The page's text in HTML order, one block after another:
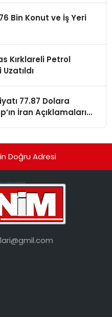
Bin Konut ve İş Yeri
Kırklareli Petrol
77.87 Dolara
İran Açıklamaları
Doğru Adresi